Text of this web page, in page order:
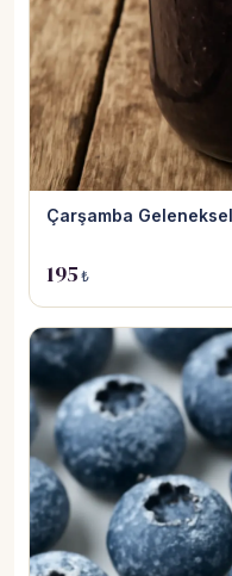
Çarşamba
195 ₺